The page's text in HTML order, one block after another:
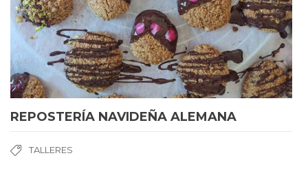
REPOSTERÍA NAVIDEÑA ALEMANA
TALLERES